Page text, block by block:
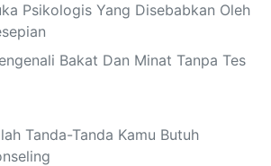
Psikologis Yang Disebabkan Oleh
Bakat Dan Minat Tanpa Tes
Tanda-Tanda Kamu Butuh